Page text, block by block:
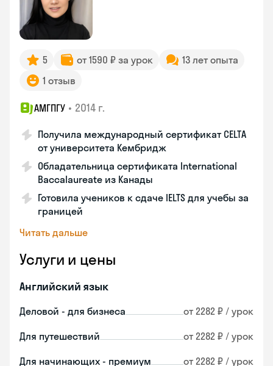
5 от 1590 ₽ за урок
13 лет опыта
1 отзыв
АМГПГУ • 2014 г.
Получила международный сертификат CELTA
от университета Кембридж
Обладательница сертификата International
Baccalaureate из Канады
Готовила учеников к сдаче IELTS для учебы за
границей
Читать дальше
Услуги и цены
Английский язык
Деловой - для бизнеса от 2282 ₽ / урок
Для путешествий от 2282 ₽ / урок
Для начинающих - премиум от 2282 ₽ / урок